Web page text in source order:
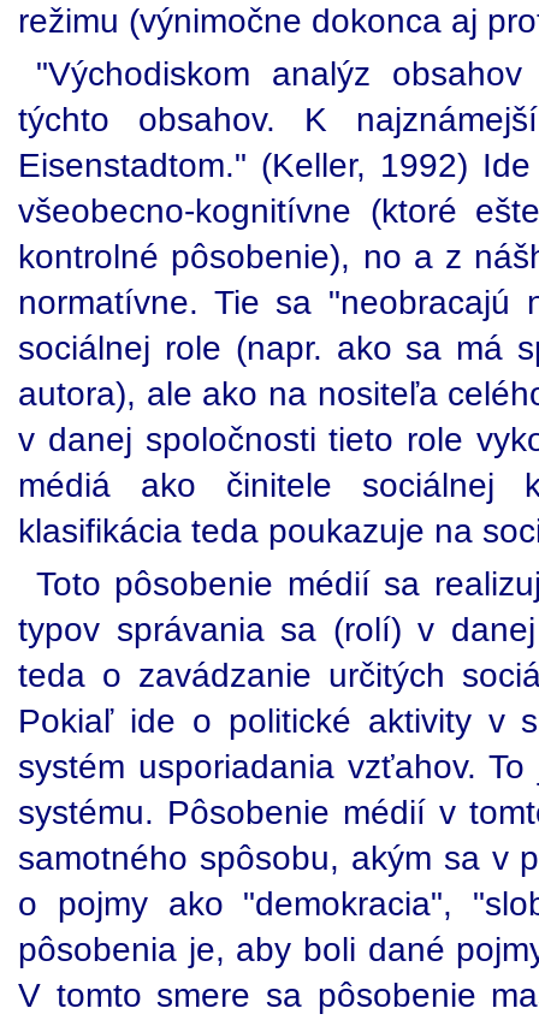
režimu (výnimočne dokonca aj
"Východiskom analýz
týchto obsahov. K
Eisenstadtom." (Keller, 1992)
všeobecno-kognitívne (ktoré
kontrolné pôsobenie), no a z
normatívne. Tie sa "neobracajú
sociálnej role (napr. ako sa má
autora), ale ako na nositeľa
v danej spoločnosti tieto role
médiá ako činitele sociálnej
klasifikácia teda poukazuje na
Toto pôsobenie médií sa
typov správania sa (rolí) v
teda o zavádzanie určitých
Pokiaľ ide o politické aktivity v
systém usporiadania vzťahov.
systému. Pôsobenie médií v
samotného spôsobu, akým sa v
o pojmy ako "demokracia",
pôsobenia je, aby boli dané
V tomto smere sa pôsobenie